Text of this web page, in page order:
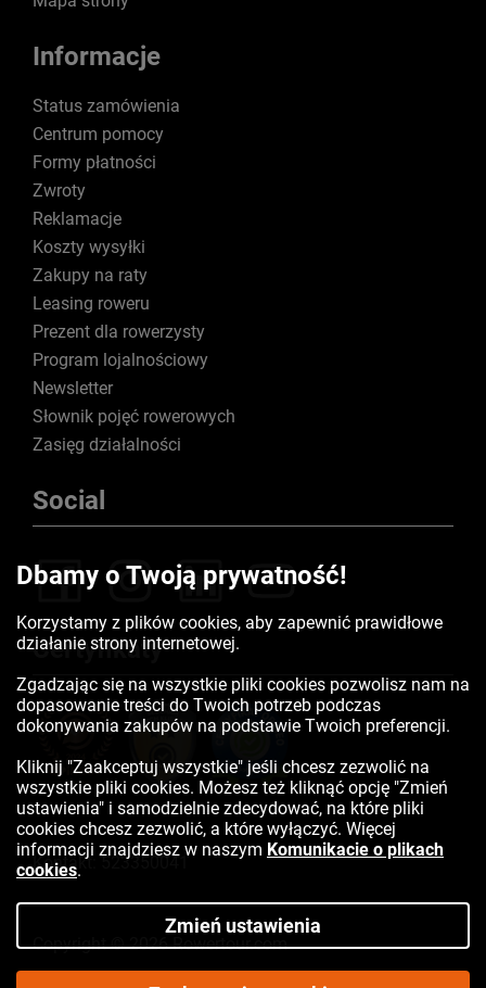
Informacje
Status zamówienia
Centrum pomocy
Formy płatności
Zwroty
Reklamacje
Koszty wysyłki
Zakupy na raty
Leasing roweru
Prezent dla rowerzysty
Program lojalnościowy
Newsletter
Słownik pojęć rowerowych
Zasięg działalności
Social
Certyfikaty
Kontakt: 523350041
Copyright © 2026 Rowertour.com
Internetowy sklep rowerowy
Dbamy o Twoją prywatność!
Korzystamy z plików cookies, aby zapewnić prawidłowe
działanie strony internetowej.
Zgadzając się na wszystkie pliki cookies pozwolisz nam na
dopasowanie treści do Twoich potrzeb podczas
dokonywania zakupów na podstawie Twoich preferencji.
Kliknij "Zaakceptuj wszystkie" jeśli chcesz zezwolić na
wszystkie pliki cookies. Możesz też kliknąć opcję "Zmień
ustawienia" i samodzielnie zdecydować, na które pliki
cookies chcesz zezwolić, a które wyłączyć. Więcej
informacji znajdziesz w naszym Komunikacie o plikach
cookies.
Zmień ustawienia